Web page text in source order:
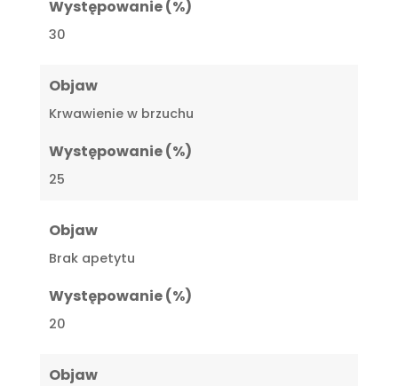
Występowanie (%)
30
Objaw
Krwawienie w brzuchu
Występowanie (%)
25
Objaw
Brak apetytu
Występowanie (%)
20
Objaw